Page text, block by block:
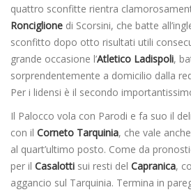
quattro sconfitte rientra
Ronciglione di Scorsini, che batte
sconfitto dopo otto risultati utili
grande occasione l’Atletico Ladispoli,
sorprendentemente a domicilio dalla
Per i lidensi è il secondo
Il Palocco vola con Parodi e fa suo il
con il Corneto Tarquinia, che vale
al quart’ultimo posto. Come da
per il Casalotti sui resti del Capranica,
aggancio sul Tarquinia. Termina in